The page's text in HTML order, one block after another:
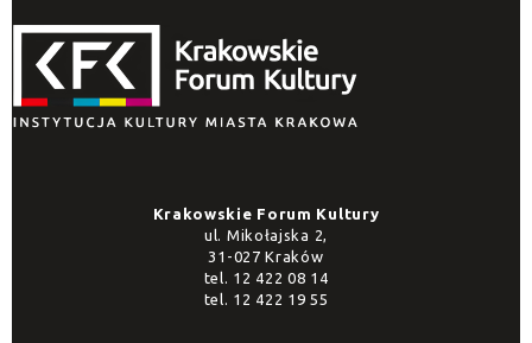
Krakowskie Forum Kultury
ul. Mikołajska 2,
31-027 Kraków
tel. 12 422 08 14
tel. 12 422 19 55